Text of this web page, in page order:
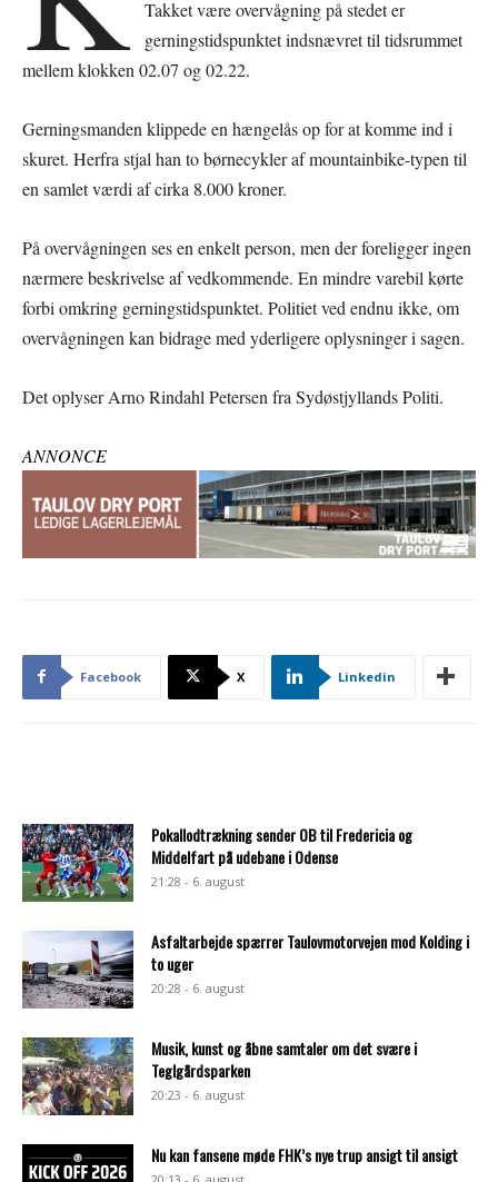
Takket være overvågning på stedet er
gerningstidspunktet indsnævret til tidsrummet
mellem klokken 02.07 og 02.22.
Gerningsmanden klippede en hængelås op for at komme ind i
skuret. Herfra stjal han to børnecykler af mountainbike-typen til
en samlet værdi af cirka 8.000 kroner.
På overvågningen ses en enkelt person, men der foreligger ingen
nærmere beskrivelse af vedkommende. En mindre varebil kørte
forbi omkring gerningstidspunktet. Politiet ved endnu ikke, om
overvågningen kan bidrage med yderligere oplysninger i sagen.
Det oplyser Arno Rindahl Petersen fra Sydøstjyllands Politi.
ANNONCE
Facebook X Linkedin
Pokallodtrækning sender OB til Fredericia og
Middelfart på udebane i Odense
21:28 - 6. august
Asfaltarbejde spærrer Taulovmotorvejen mod Kolding i
to uger
20:28 - 6. august
Musik, kunst og åbne samtaler om det svære i
Teglgårdsparken
20:23 - 6. august
Nu kan fansene møde FHK’s nye trup ansigt til ansigt